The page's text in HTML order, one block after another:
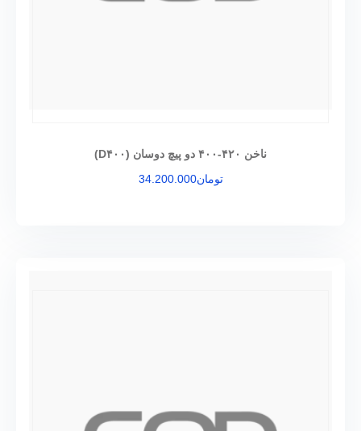
ناخن ۴۲۰-۴۰۰ دو پیچ دوسان (D۴۰۰)
تومان34.200.000